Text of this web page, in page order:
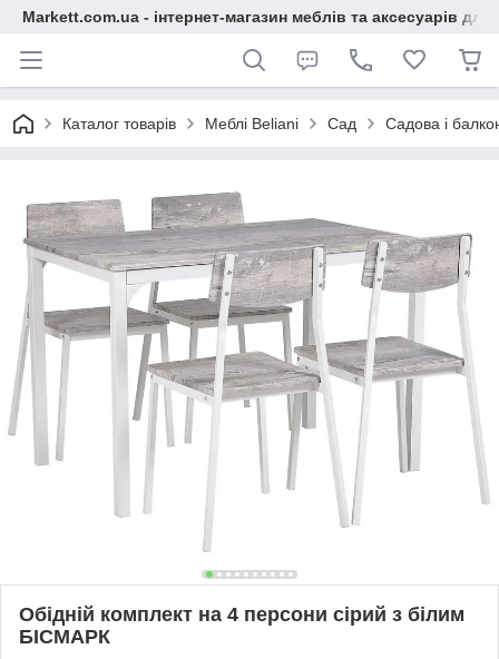
Markett.com.ua - інтернет-магазин меблів та аксесуарів для
Каталог товарів Меблі Beliani Сад Садова і
Обідній комплект на 4 персони сірий з білим
БІСМАРК